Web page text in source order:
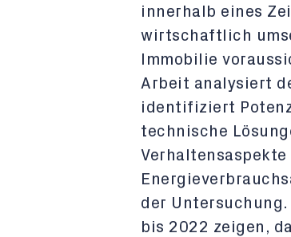
innerhalb eines
wirtschaftlich
Immobilie
Arbeit analysiert
identifiziert
technische
der Untersuchung.
bis 2022 zeigen,